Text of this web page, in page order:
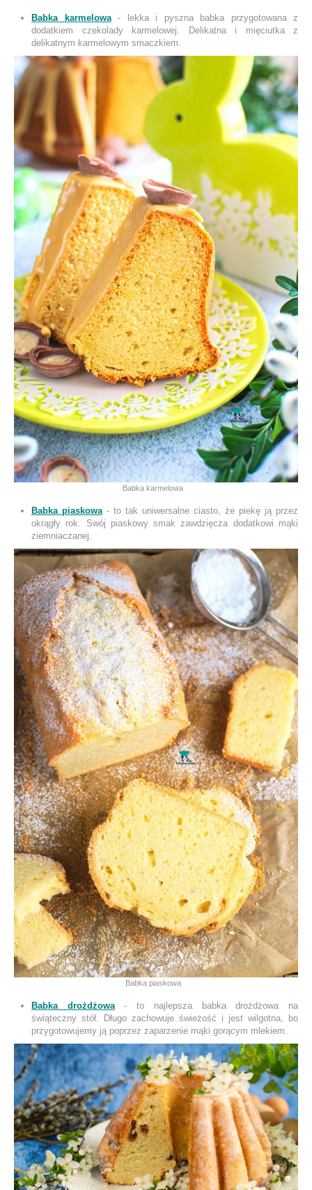
Babka karmelowa- lekka i pyszna babka przygotowana z
dodatkiem czekolady karmelowej. Delikatna i mięciutka z
delikatnym karmelowym smaczkiem.
Babka karmelowa
Babka piaskowa - to tak uniwersalne ciasto, że piekę ją przez
okrągły rok. Swój piaskowy smak zawdzięcza dodatkowi mąki
ziemniaczanej.
Babka piaskowa
Babka drożdżowa- to najlepsza babka drożdżowa na
świąteczny stół. Długo zachowuje świeżość i jest wilgotna, bo
przygotowujemy ją poprzez zaparzenie mąki gorącym mlekiem.